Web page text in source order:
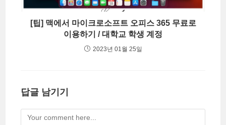
[팁] 맥에서 마이크로소프트 오피스 365 무료로
이용하기 / 대학교 학생 계정
2023년 01월 25일
답글 남기기
Comment